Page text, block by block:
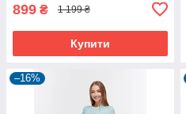
899 ₴ 1 199 ₴
Купити
–16%